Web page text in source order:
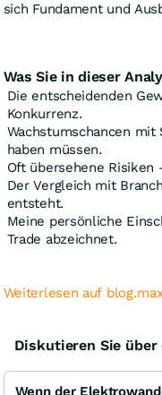
sich Fundament und
Was Sie in dieser
Die entscheidenden
Konkurrenz.
Wachstumschancen
haben müssen.
Oft übersehene
Der Vergleich mit
entsteht.
Meine persönliche
Trade abzeichnet.
Weiterlesen auf
Diskutieren Sie
Wenn der